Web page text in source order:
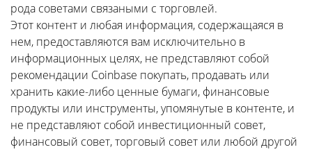
рода советами связаными с торговлей.
Этот контент и любая информация, содержащаяся в
нем, предоставляются вам исключительно в
информационных целях, не представляют собой
рекомендации Coinbase покупать, продавать или
хранить какие-либо ценные бумаги, финансовые
продукты или инструменты, упомянутые в контенте, и
не представляют собой инвестиционный совет,
финансовый совет, торговый совет или любой другой